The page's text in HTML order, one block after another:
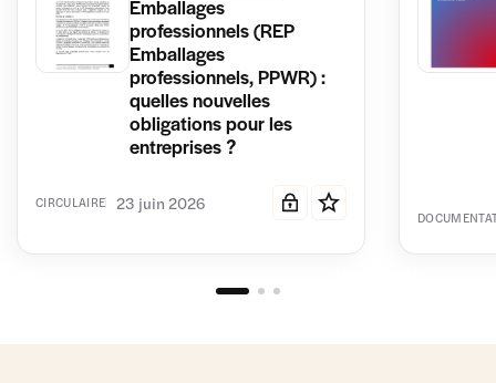
Emballages
professionnels (REP
Emballages
professionnels, PPWR) :
quelles nouvelles
obligations pour les
entreprises ?
CIRCULAIRE 23 juin 2026